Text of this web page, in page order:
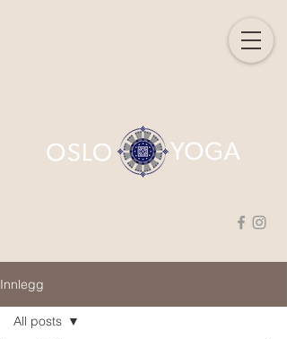
Innlegg
All posts